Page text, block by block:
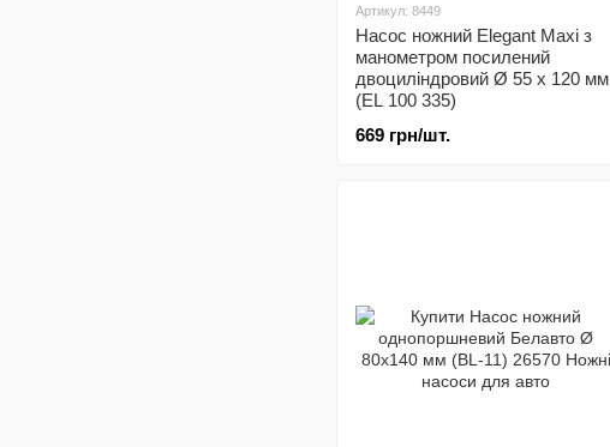
Артикул: 8449
Насос ножний Elegant Maxi з
манометром посилений
двоциліндровий Ø 55 x 120 мм
(EL 100 335)
669 грн/шт.